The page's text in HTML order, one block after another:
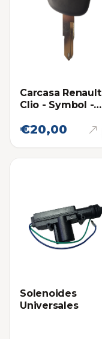
Carcasa Renault
Clio - Symbol -
€20,00
Solenoides
Universales